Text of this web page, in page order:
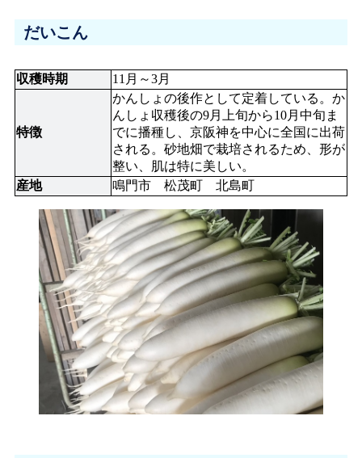
だいこん
収穫時期 11月～3月
特徴
かんしょの後作として定着している。か
んしょ収穫後の9月上旬から10月中旬ま
でに播種し、京阪神を中心に全国に出荷
される。砂地畑で栽培されるため、形が
整い、肌は特に美しい。
産地
鳴門市　松茂町　北島町